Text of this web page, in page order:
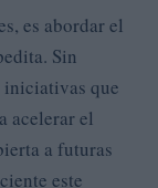
es abordar el
Sin
iniciativas que
acelerar el
a futuras
este